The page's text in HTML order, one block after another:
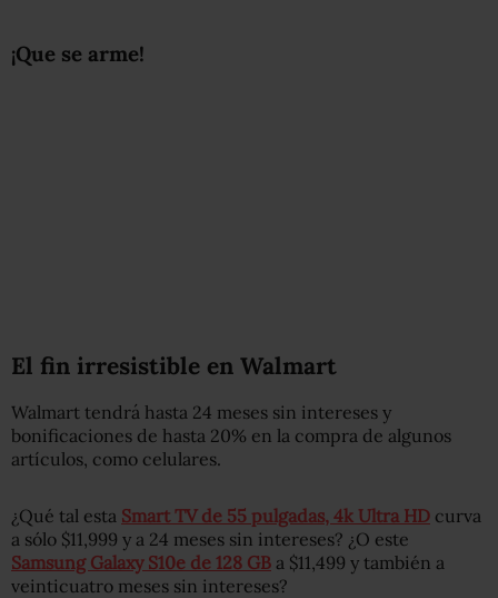
¡Que se arme!
El fin irresistible en Walmart
Walmart tendrá hasta 24 meses sin intereses y
bonificaciones de hasta 20% en la compra de algunos
artículos, como celulares.
¿Qué tal esta Smart TV de 55 pulgadas, 4k Ultra HD curva
a sólo $11,999 y a 24 meses sin intereses? ¿O este
Samsung Galaxy S10e de 128 GB a $11,499 y también a
veinticuatro meses sin intereses?